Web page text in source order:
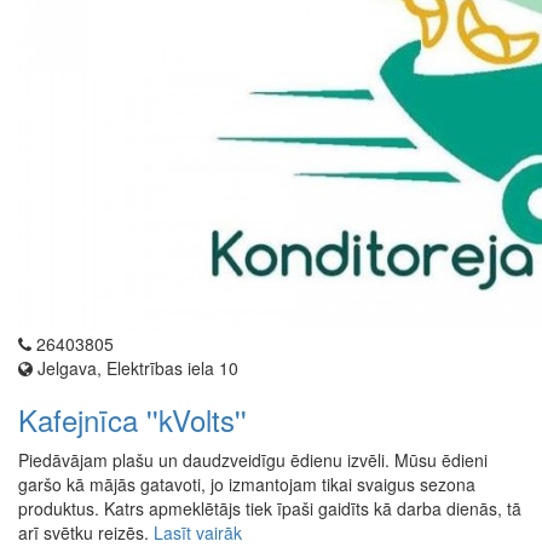
26403805
Jelgava, Elektrības iela 10
Kafejnīca ''kVolts''
Piedāvājam plašu un daudzveidīgu ēdienu izvēli. Mūsu ēdieni
garšo kā mājās gatavoti, jo izmantojam tikai svaigus sezona
produktus. Katrs apmeklētājs tiek īpaši gaidīts kā darba dienās, tā
arī svētku reizēs. Lasīt vairāk